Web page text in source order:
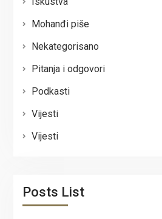
Mohanđi piše
Nekategorisano
Pitanja i odgovori
Podkasti
Vijesti
Vijesti
Posts List